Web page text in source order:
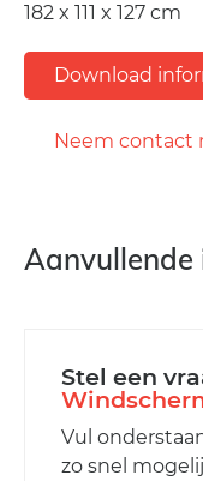
182 x 111 x 127 cm
Download
Neem contact
Stel een
Vul
zo snel